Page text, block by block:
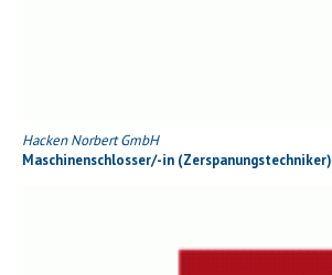
Hacken Norbert GmbH
Maschinenschlosser/-in (Zerspanungstechniker)